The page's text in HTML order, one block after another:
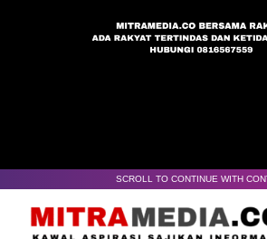
SCROLL TO CONTINUE WITH